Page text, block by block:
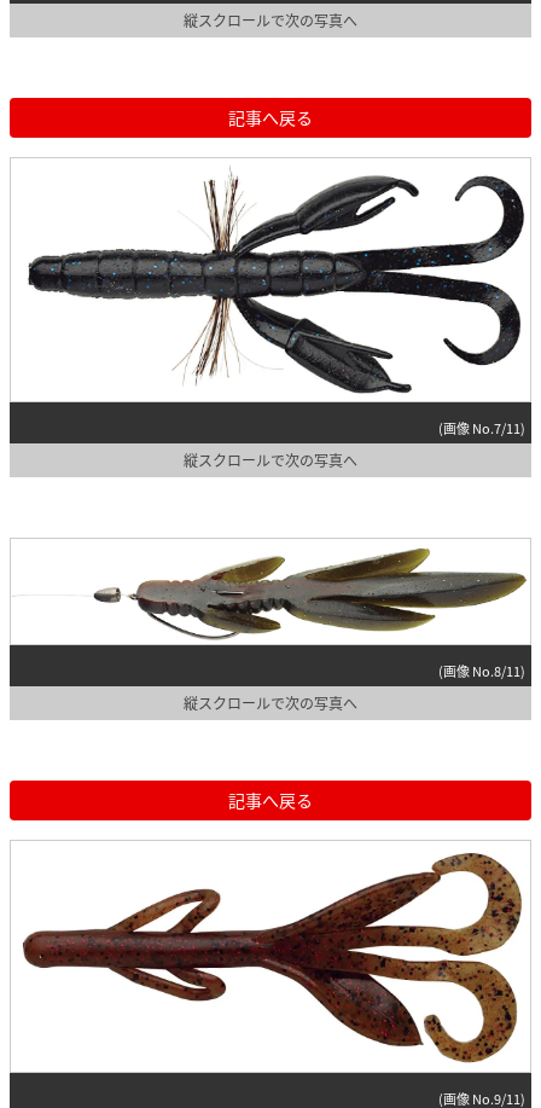
縦スクロールで次の写真へ
記事へ戻る
(画像 No.7/11)
縦スクロールで次の写真へ
(画像 No.8/11)
縦スクロールで次の写真へ
記事へ戻る
(画像 No.9/11)